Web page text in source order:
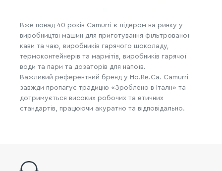
Вже понад 40 років Camurri є лідером на ринку у
виробництві машин для приготування фільтрованої
кави та чаю, виробників гарячого шоколаду,
термоконтейнерів та мармітів, виробників гарячої
води та пари та дозаторів для напоїв.
Важливий референтний бренд у Ho.Re.Ca. Camurri
завжди пропагує традицію «Зроблено в Італії» та
дотримується високих робочих та етичних
стандартів, працюючи акуратно та відповідально.